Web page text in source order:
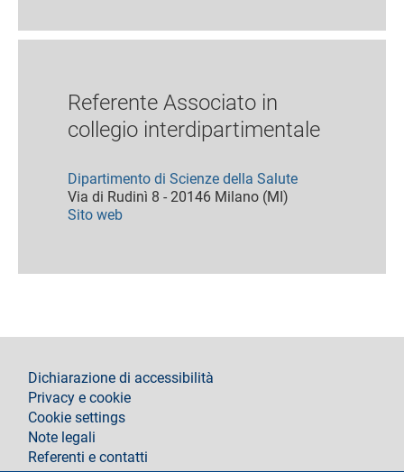
Referente Associato in
collegio interdipartimentale
Dipartimento di Scienze della Salute
Via di Rudinì 8 - 20146 Milano (MI)
Sito web
footer
Dichiarazione di accessibilità
Privacy e cookie
Cookie settings
Note legali
Referenti e contatti